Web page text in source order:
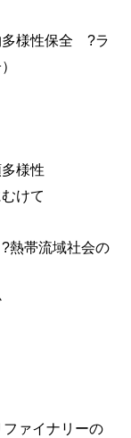
多様性保全 ?ラ
様性
けて
帯流域社会の
ァイナリーの